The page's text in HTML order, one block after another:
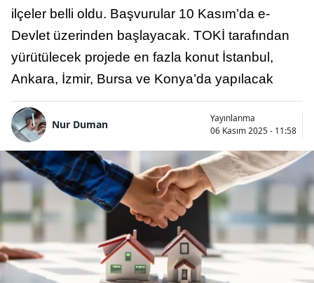
ilçeler belli oldu. Başvurular 10 Kasım’da e-
Devlet üzerinden başlayacak. TOKİ tarafından
yürütülecek projede en fazla konut İstanbul,
Ankara, İzmir, Bursa ve Konya’da yapılacak
Nur Duman
Yayınlanma
06 Kasım 2025 - 11:58